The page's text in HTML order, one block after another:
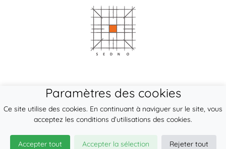
Paramètres des cookies
Ce site utilise des cookies. En continuant à naviguer sur le site, vous
acceptez les conditions d’utilisations des cookies.
Accepter tout Accepter la sélection Rejeter tout